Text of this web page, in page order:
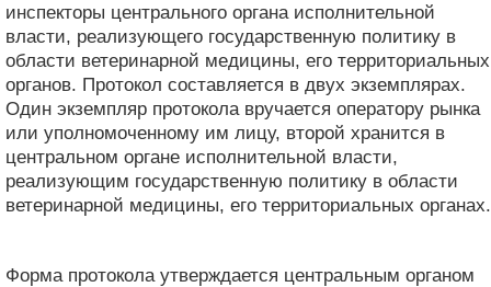
инспекторы центрального органа исполнительной
власти, реализующего государственную политику в
области ветеринарной медицины, его территориальных
органов. Протокол составляется в двух экземплярах.
Один экземпляр протокола вручается оператору рынка
или уполномоченному им лицу, второй хранится в
центральном органе исполнительной власти,
реализующим государственную политику в области
ветеринарной медицины, его территориальных органах.
Форма протокола утверждается центральным органом